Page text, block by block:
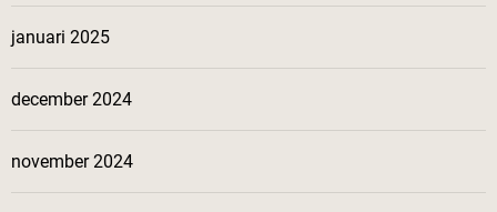
januari 2025
december 2024
november 2024